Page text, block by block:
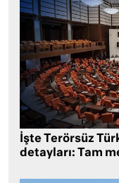
İşte Terörsüz
detayları: Tam